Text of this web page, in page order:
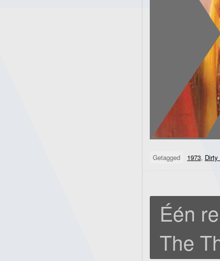
Getagged 1973, Dirty
Één
The